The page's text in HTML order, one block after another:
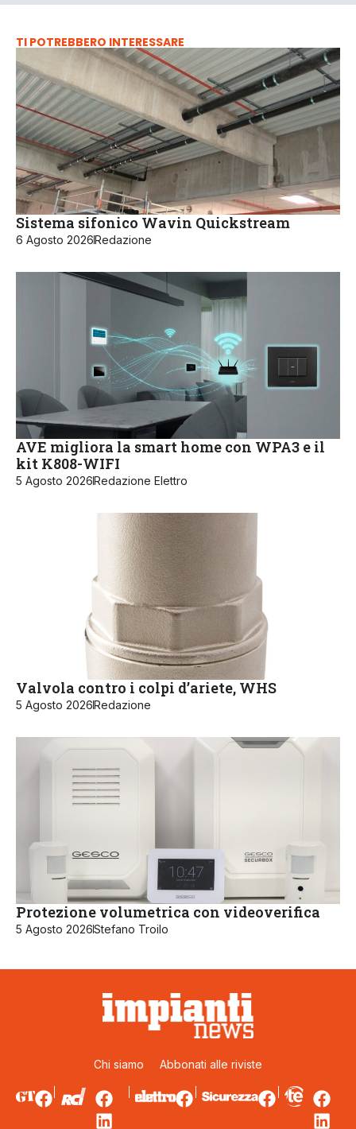
TI POTREBBERO INTERESSARE
Sistema sifonico Wavin Quickstream
6 Agosto 2026Redazione
AVE migliora la smart home con WPA3 e il
kit K808-WIFI
5 Agosto 2026Redazione Elettro
Valvola contro i colpi d’ariete, WHS
5 Agosto 2026Redazione
Protezione volumetrica con videoverifica
5 Agosto 2026Stefano Troilo
Chi siamo Abbonati alle riviste